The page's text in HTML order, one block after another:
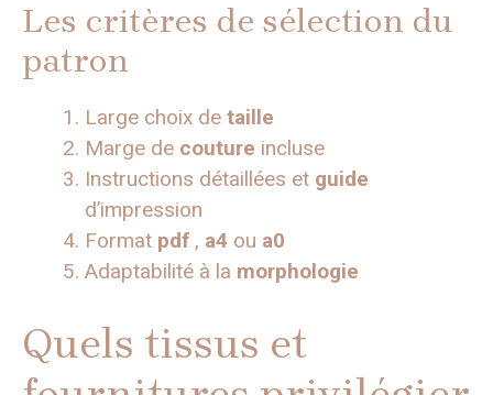
Les critères de sélection du
patron
Large choix de taille
Marge de couture incluse
Instructions détaillées et guide
d’impression
Format pdf , a4 ou a0
Adaptabilité à la morphologie
Quels tissus et